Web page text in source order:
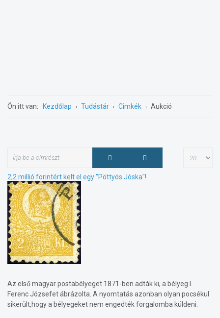
Ön itt van: Kezdőlap Tudástár Cimkék Aukció
2,2 millió forintért kelt el egy "Pöttyös Jóska"!
Az első magyar postabélyeget 1871-ben adták ki, a bélyeg I.
Ferenc Józsefet ábrázolta. A nyomtatás azonban olyan pocsékul
sikerült,hogy a bélyegeket nem engedték forgalomba küldeni.